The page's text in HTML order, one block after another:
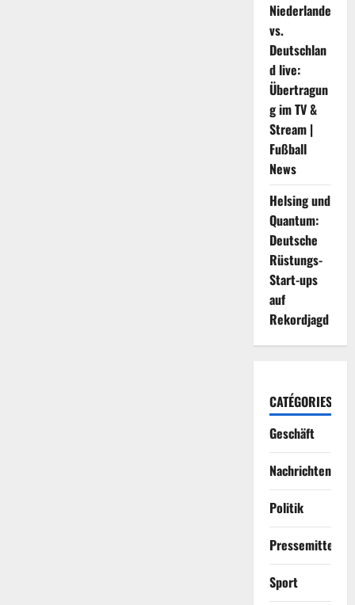
Niederlande
vs.
Deutschlan
d live:
Übertragun
g im TV &
Stream |
Fußball
News
Helsing und
Quantum:
Deutsche
Rüstungs-
Start-ups
auf
Rekordjagd
CATÉGORIES
Geschäft
Nachrichten
Politik
Sport